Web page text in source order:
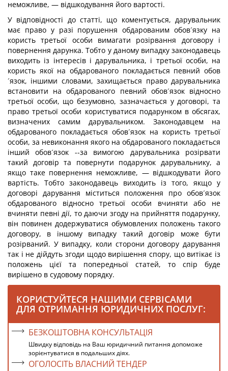
неможливе, — відшкодування його вартості.
У відповідності до статті, що коментується, дарувальник
має право у разі порушення обдарованим обов´язку на
користь третьої особи вимагати розірвання договору і
повернення дарунка. Тобто у даному випадку законодавець
виходить із інтересів і дарувальника, і третьої особи, на
користь якої на обдарованого покладається певний обов
´язок, іншими словами, захищається право дарувальника
встановити на обдарованого певний обов´язок відносно
третьої особи, що безумовно, зазначається у договорі, та
право третьої особи користуватися подарунком в обсягах,
визначених самим дарувальником. Законодавцем на
обдарованого покладається обов´язок на користь третьої
особи, за невиконання якого на обдарованого покладається
інший обов´язок --за вимогою дарувальника розірвати
такий договір та повернути подарунок дарувальнику, а
якщо таке повернення неможливе, — відшкодувати його
вартість. Тобто законодавець виходить із того, якщо у
договорі дарування міститься положення про обов´язок
обдарованого відносно третьої особи вчиняти або не
вчиняти певні дії, то даючи згоду на прийняття подарунку,
він повинен додержуватися обумовлених положень такого
договору, в іншому випадку такий договір може бути
розірваний. У випадку, коли сторони договору дарування
так і не дійдуть згоди щодо вирішення спору, що витікає із
положень цієї та попередньої статей, то спір буде
вирішено в судовому порядку.
КОРИСТУЙТЕСЯ НАШИМИ СЕРВІСАМИ
ДЛЯ ОТРИМАННЯ ЮРИДИЧНИХ ПОСЛУГ:
БЕЗКОШТОВНА КОНСУЛЬТАЦІЯ
Швидку відповідь на Ваш юридичний питання допоможе
зорієнтуватися в подальших діях.
ОГОЛОСІТЬ ВЛАСНИЙ ТЕНДЕР